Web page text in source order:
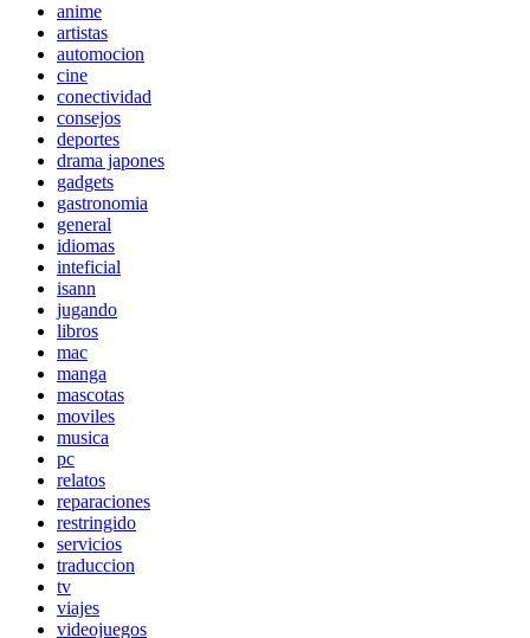
anime
artistas
automocion
cine
conectividad
consejos
deportes
drama japones
gadgets
gastronomia
general
idiomas
inteficial
isann
jugando
libros
mac
manga
mascotas
moviles
musica
pc
relatos
reparaciones
restringido
servicios
traduccion
tv
viajes
videojuegos